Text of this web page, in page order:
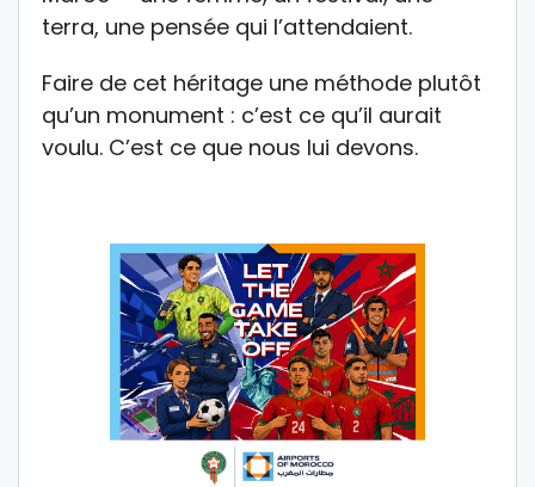
terra, une pensée qui l’attendaient.
Faire de cet héritage une méthode plutôt
qu’un monument : c’est ce qu’il aurait
voulu. C’est ce que nous lui devons.